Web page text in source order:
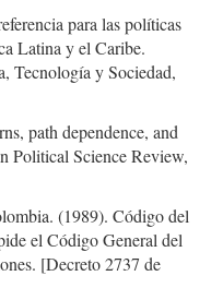
para las políticas
Latina y el Caribe.
Tecnología y Sociedad,
path dependence, and
Political Science Review,
(1989). Código del
el Código General del
[Decreto 2737 de